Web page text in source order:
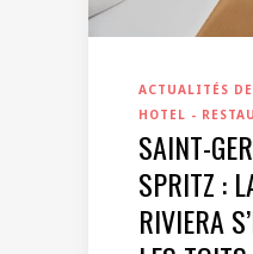
ACTUALITÉS
HOTEL -
SAINT-
SPRITZ :
RIVIERA